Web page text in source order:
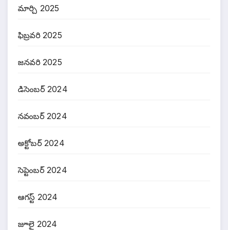
మార్చి 2025
ఫిబ్రవరి 2025
జనవరి 2025
డిసెంబర్ 2024
నవంబర్ 2024
అక్టోబర్ 2024
సెప్టెంబర్ 2024
ఆగస్ట్ 2024
జూలై 2024